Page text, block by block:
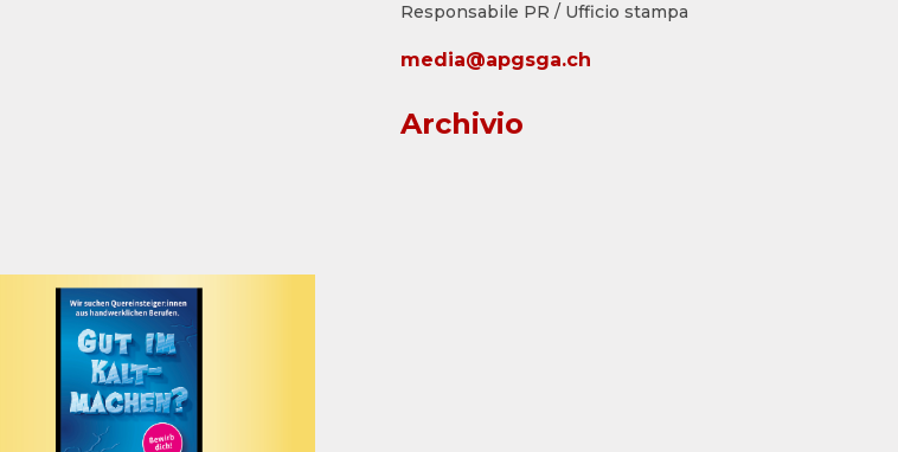
Responsabile PR / Ufficio stampa
media@apgsga.ch
Archivio